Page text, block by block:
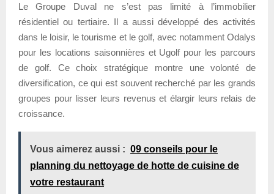
Le Groupe Duval ne s’est pas limité à l’immobilier
résidentiel ou tertiaire. Il a aussi développé des activités
dans le loisir, le tourisme et le golf, avec notamment Odalys
pour les locations saisonnières et Ugolf pour les parcours
de golf. Ce choix stratégique montre une volonté de
diversification, ce qui est souvent recherché par les grands
groupes pour lisser leurs revenus et élargir leurs relais de
croissance.
Vous aimerez aussi : 09 conseils pour le
planning du nettoyage de hotte de cuisine de
votre restaurant